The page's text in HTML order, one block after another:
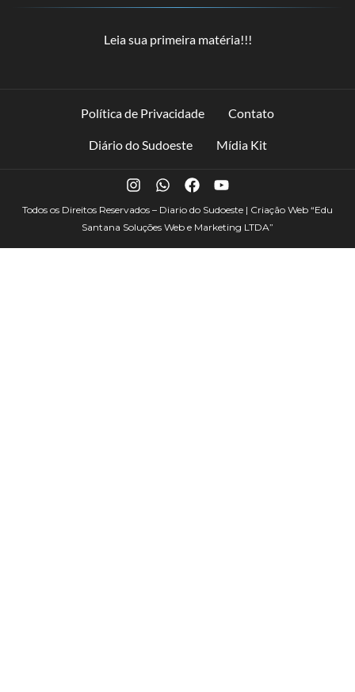
Leia sua primeira matéria!!!
Política de Privacidade Contato
Diário do Sudoeste Mídia Kit
Todos os Direitos Reservados – Diario do Sudoeste | Criação Web “Edu
Santana Soluções Web e Marketing LTDA”